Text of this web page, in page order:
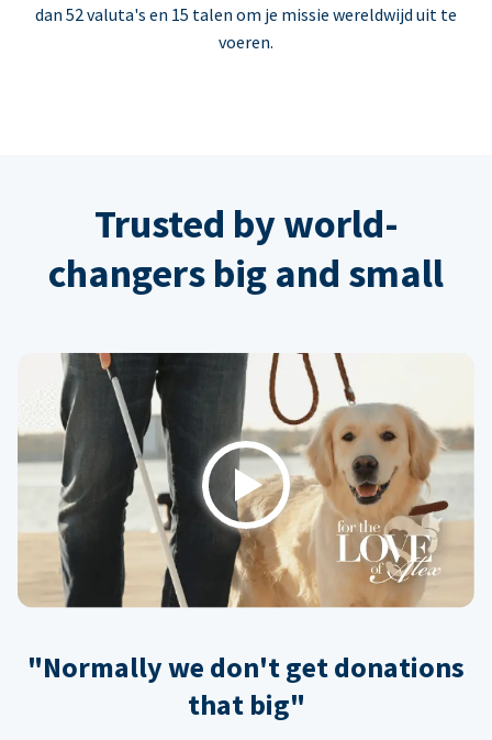
dan 52 valuta's en 15 talen om je missie wereldwijd uit te
voeren.
Trusted by world-
changers big and small
Play
"Normally we don't get donations
that big"